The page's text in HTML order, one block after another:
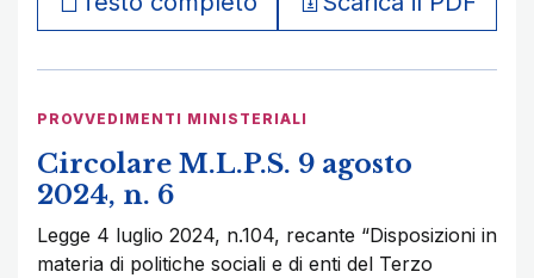
PROVVEDIMENTI MINISTERIALI
Circolare M.L.P.S. 9 agosto
2024, n. 6
Legge 4 luglio 2024, n.104, recante “Disposizioni in
materia di politiche sociali e di enti del Terzo